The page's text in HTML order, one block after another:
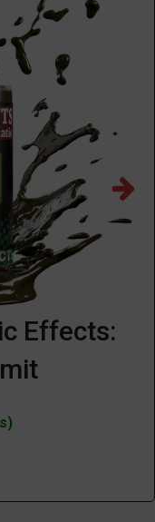
Effects: